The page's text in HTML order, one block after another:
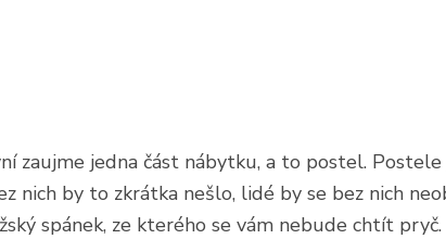
zaujme jedna část nábytku, a to postel.
nich by to zkrátka nešlo, lidé by se bez nich
spánek, ze kterého se vám nebude chtít